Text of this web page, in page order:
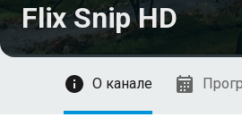
Flix Snip HD
О канале